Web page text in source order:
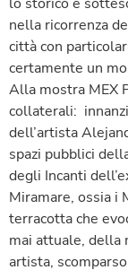
nella ricorrenza
città con
certamente un
Alla mostra MEX
collaterali:
dell’artista
spazi pubblici
degli Incanti
Miramare, ossia i
terracotta che
mai attuale, della
artista,